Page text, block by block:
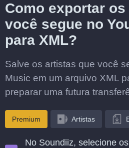
Como exportar
você segue no
para XML?
Salve os artistas que você
Music em um arquivo XML
preparar uma futura
Premium Artistas
No Soundiiz, selecione